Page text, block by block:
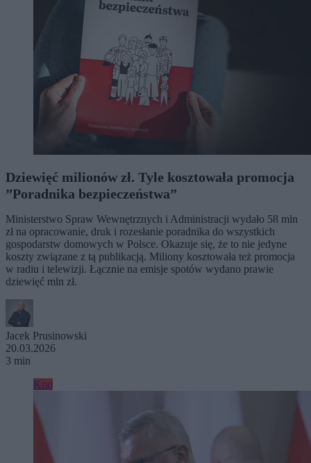
Dziewięć milionów zł. Tyle kosztowała promocja
”Poradnika bezpieczeństwa”
Ministerstwo Spraw Wewnętrznych i Administracji wydało 58 mln
zł na opracowanie, druk i rozesłanie poradnika do wszystkich
gospodarstw domowych w Polsce. Okazuje się, że to nie jedyne
koszty związane z tą publikacją. Miliony kosztowała też promocja
w radiu i telewizji. Łącznie na emisje spotów wydano prawie
dziewięć mln zł.
Jacek Prusinowski
20.03.2026
3 min
Kraj